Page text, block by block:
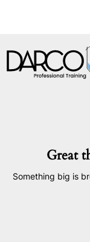
Great
Something big is